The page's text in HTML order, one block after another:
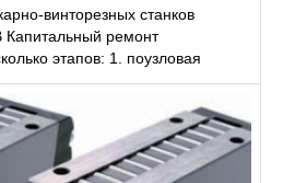
винторезных станков
ремонт
этапов: 1. поузловая
дефектной